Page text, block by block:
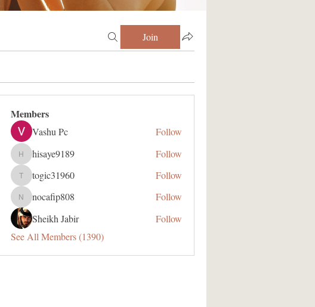
Join
Members
Vashu Pc Follow
hisaye9189
hisaye9189 Follow
togic31960
togic31960 Follow
nocafip808
nocafip808
Follow
Sheikh Jabir
Follow
See All Members (1390)